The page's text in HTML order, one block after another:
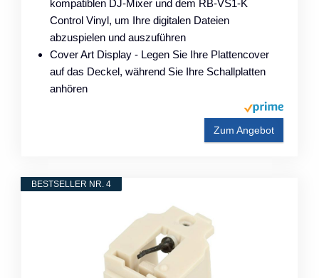
kompatiblen DJ-Mixer und dem RB-VS1-K
Control Vinyl, um Ihre digitalen Dateien
abzuspielen und auszuführen
Cover Art Display - Legen Sie Ihre Plattencover
auf das Deckel, während Sie Ihre Schallplatten
anhören
Zum Angebot
BESTSELLER NR. 4